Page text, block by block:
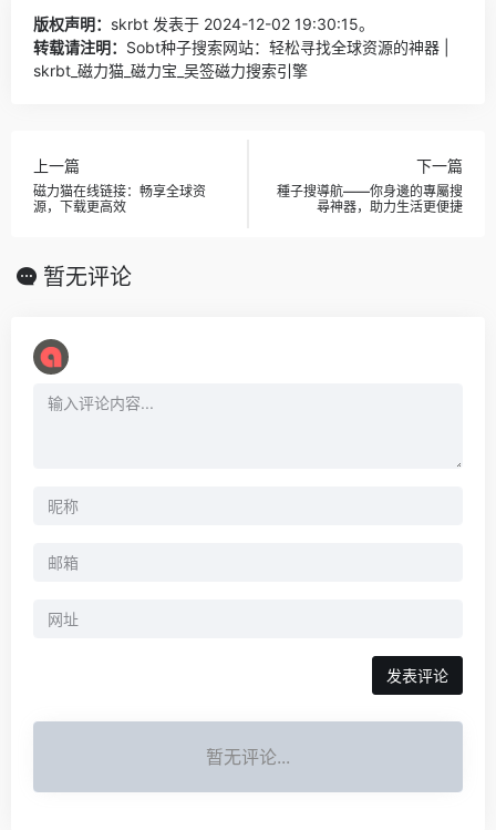
版权声明： skrbt 发表于 2024-12-02 19:30:15。
转载请注明： Sobt种子搜索网站：轻松寻找全球资源的神器 |
skrbt_磁力猫_磁力宝_吴签磁力搜索引擎
上一篇
磁力猫在线链接：畅享全球资
源，下载更高效
下一篇
種子搜導航——你身邊的專屬搜
尋神器，助力生活更便捷
暂无评论
暂无评论...